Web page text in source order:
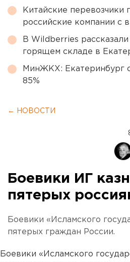
Китайские перевозчики
российские компании с
В Wildberries
горящем складе в
МинЖКХ: Екатеринбург
85%
← НОВОСТИ
Боевики ИГ
пятерых
Боевики «Исламского
пятерых граждан России.
Боевики «Исламского